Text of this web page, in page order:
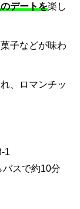
デートを楽し
子などが味わ
、ロマンチッ
1
スで約10分